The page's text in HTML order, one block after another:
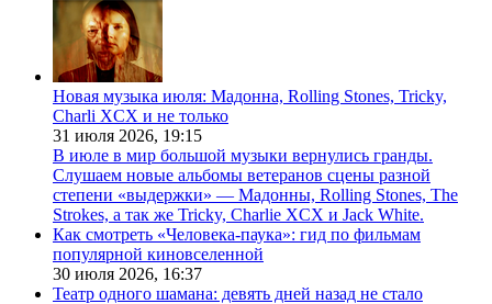
Новая музыка июля: Мадонна, Rolling Stones, Tricky,
Charli XCX и не только
31 июля 2026, 19:15
В июле в мир большой музыки вернулись гранды.
Слушаем новые альбомы ветеранов сцены разной
степени «выдержки» — Мадонны, Rolling Stones, The
Strokes, а так же Tricky, Charlie XCX и Jack White.
Как смотреть «Человека-паука»: гид по фильмам
популярной киновселенной
30 июля 2026, 16:37
Театр одного шамана: девять дней назад не стало